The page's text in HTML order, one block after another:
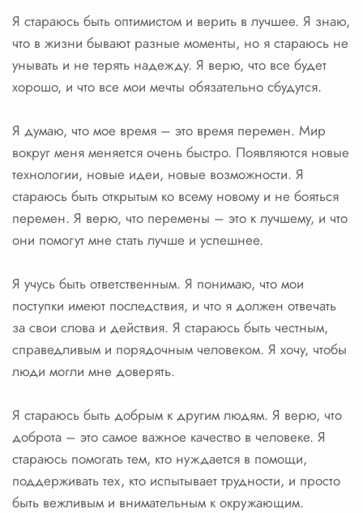
Я стараюсь быть оптимистом и верить в лучшее. Я знаю,
что в жизни бывают разные моменты, но я стараюсь не
унывать и не терять надежду. Я верю, что все будет
хорошо, и что все мои мечты обязательно сбудутся.
Я думаю, что мое время – это время перемен. Мир
вокруг меня меняется очень быстро. Появляются новые
технологии, новые идеи, новые возможности. Я
стараюсь быть открытым ко всему новому и не бояться
перемен. Я верю, что перемены – это к лучшему, и что
они помогут мне стать лучше и успешнее.
Я учусь быть ответственным. Я понимаю, что мои
поступки имеют последствия, и что я должен отвечать
за свои слова и действия. Я стараюсь быть честным,
справедливым и порядочным человеком. Я хочу, чтобы
люди могли мне доверять.
Я стараюсь быть добрым к другим людям. Я верю, что
доброта – это самое важное качество в человеке. Я
стараюсь помогать тем, кто нуждается в помощи,
поддерживать тех, кто испытывает трудности, и просто
быть вежливым и внимательным к окружающим.